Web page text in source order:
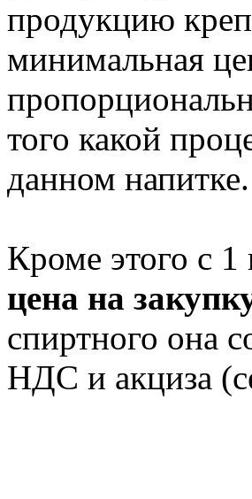
продукцию
минимальная
того какой
данном напитке.
Кроме этого с
цена на
спиртного она
НДС и акциза